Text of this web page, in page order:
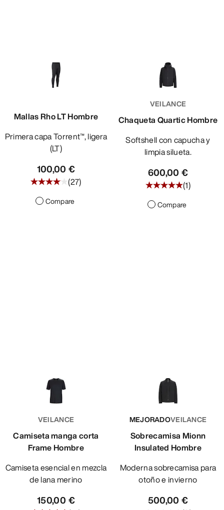
Mallas Rho LT Hombre
Primera capa Torrent™, ligera
(LT)
100,00 €
(27)
Compare
VEILANCE
Chaqueta Quartic Hombre
Softshell con capucha y
limpia silueta.
600,00 €
(1)
Compare
VEILANCE
Camiseta manga corta
Frame Hombre
Camiseta esencial en mezcla
de lana merino
150,00 €
MEJORADOVEILANCE
Sobrecamisa Mionn
Insulated Hombre
Moderna sobrecamisa para
otoño e invierno
500,00 €